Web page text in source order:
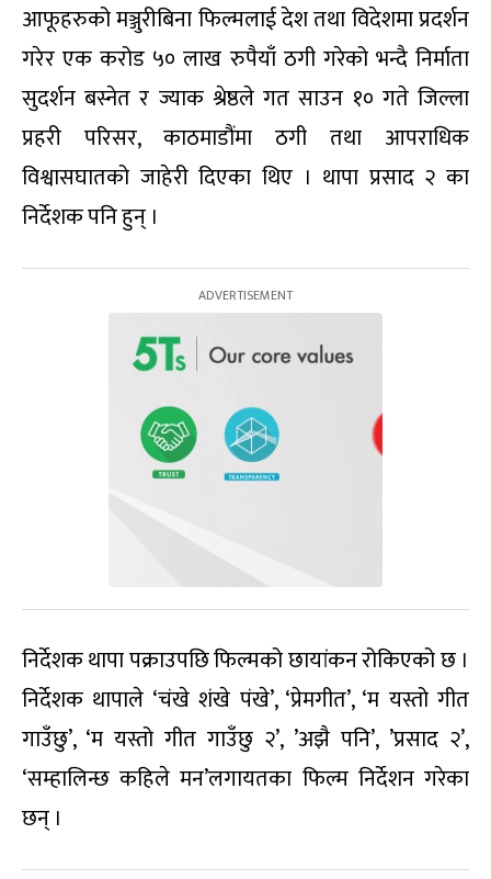
आफूहरुको मञ्जुरीबिना फिल्मलाई देश तथा विदेशमा प्रदर्शन
गरेर एक करोड ५० लाख रुपैयाँ ठगी गरेको भन्दै निर्माता
सुदर्शन बस्नेत र ज्याक श्रेष्ठले गत साउन १० गते जिल्ला
प्रहरी परिसर, काठमाडौंमा ठगी तथा आपराधिक
विश्वासघातको जाहेरी दिएका थिए । थापा प्रसाद २ का
निर्देशक पनि हुन् ।
निर्देशक थापा पक्राउपछि फिल्मको छायांकन रोकिएको छ ।
निर्देशक थापाले ‘चंखे शंखे पंखे’, ‘प्रेमगीत’, ‘म यस्तो गीत
गाउँछु’, ‘म यस्तो गीत गाउँछु २’, ’अझै पनि’, ’प्रसाद २’,
‘सम्हालिन्छ कहिले मन’लगायतका फिल्म निर्देशन गरेका
छन् ।